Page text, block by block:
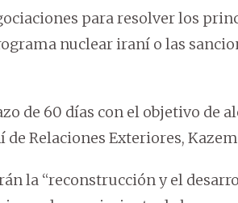
para resolver los
nuclear iraní o las
de 60 días con el objetivo de
Relaciones Exteriores,
la “reconstrucción y el